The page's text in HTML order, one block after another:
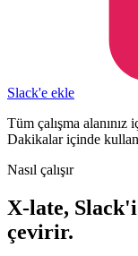
Slack'e ekle
Tüm çalışma
Dakikalar içinde
Nasıl çalışır
X-late,
çevirir.